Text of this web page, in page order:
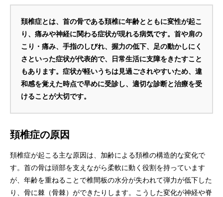
頚椎症とは、首の骨である頚椎に年齢とともに変性が起こ
り、痛みや神経に関わる症状が現れる病気です。首や肩の
こり・痛み、手指のしびれ、握力の低下、足の動かしにく
さといった症状が代表的で、日常生活に支障をきたすこと
もあります。症状が軽いうちは見過ごされやすいため、違
和感を覚えた時点で早めに受診し、適切な診断と治療を受
けることが大切です。
頚椎症の原因
頚椎症が起こる主な原因は、加齢による頚椎の構造的な変化で
す。首の骨は頭部を支えながら柔軟に動く役割を持っています
が、年齢を重ねることで椎間板の水分が失われて弾力が低下した
り、骨に棘（骨棘）ができたりします。こうした変化が神経や脊